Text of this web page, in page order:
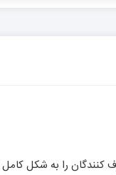
کنندگان را به شکل